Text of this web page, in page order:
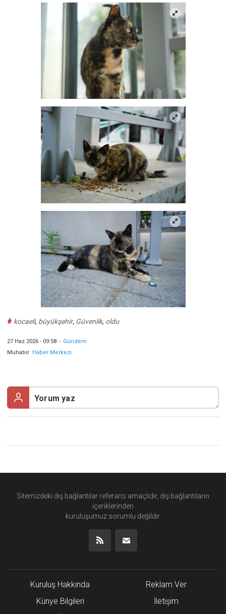
# kocaeli, büyükşehir, Güvenlik, oldu
27 Haz 2026 - 09:58 - Gündem
Muhabir Haber Merkezi
Sitemizdeki dış bağlantılar referans amaçlıdır, dış bağlantıların
içeriklerinden
kuruluşumuz sorumlu değildir.
Kuruluş Hakkında
Künye Bilgileri
Reklam Ver
İletişim